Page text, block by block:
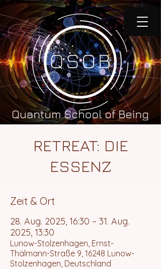
RETREAT: DIE
ESSENZ
Zeit & Ort
28. Aug. 2025, 16:30 – 31. Aug.
2025, 13:30
Lunow-Stolzenhagen, Ernst-
Thälmann-Straße 9, 16248 Lunow-
Stolzenhagen, Deutschland